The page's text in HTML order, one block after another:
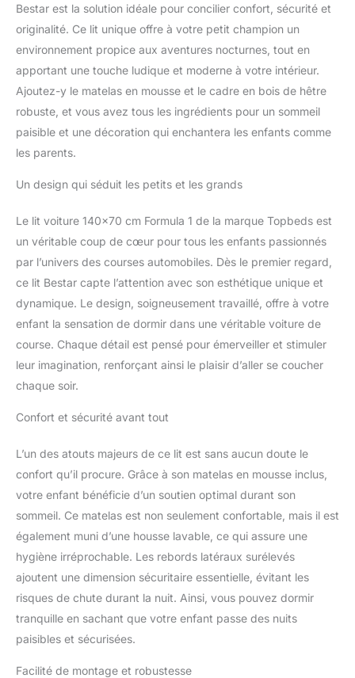
Bestar est la solution idéale pour concilier confort, sécurité et
originalité. Ce lit unique offre à votre petit champion un
environnement propice aux aventures nocturnes, tout en
apportant une touche ludique et moderne à votre intérieur.
Ajoutez-y le matelas en mousse et le cadre en bois de hêtre
robuste, et vous avez tous les ingrédients pour un sommeil
paisible et une décoration qui enchantera les enfants comme
les parents.
Un design qui séduit les petits et les grands
Le lit voiture 140×70 cm Formula 1 de la marque Topbeds est
un véritable coup de cœur pour tous les enfants passionnés
par l’univers des courses automobiles. Dès le premier regard,
ce lit Bestar capte l’attention avec son esthétique unique et
dynamique. Le design, soigneusement travaillé, offre à votre
enfant la sensation de dormir dans une véritable voiture de
course. Chaque détail est pensé pour émerveiller et stimuler
leur imagination, renforçant ainsi le plaisir d’aller se coucher
chaque soir.
Confort et sécurité avant tout
L’un des atouts majeurs de ce lit est sans aucun doute le
confort qu’il procure. Grâce à son matelas en mousse inclus,
votre enfant bénéficie d’un soutien optimal durant son
sommeil. Ce matelas est non seulement confortable, mais il est
également muni d’une housse lavable, ce qui assure une
hygiène irréprochable. Les rebords latéraux surélevés
ajoutent une dimension sécuritaire essentielle, évitant les
risques de chute durant la nuit. Ainsi, vous pouvez dormir
tranquille en sachant que votre enfant passe des nuits
paisibles et sécurisées.
Facilité de montage et robustesse